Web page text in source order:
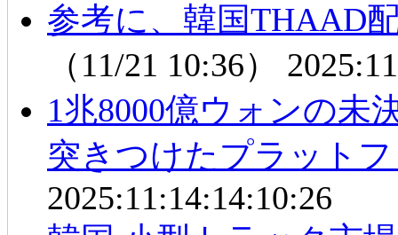
参考に、韓国THAAD
（11/21 10:36）
1兆8000億ウォンの
突きつけたプラット
2025:11:14:14:10:26